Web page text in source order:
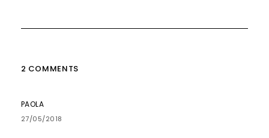
2 COMMENTS
PAOLA
27/05/2018